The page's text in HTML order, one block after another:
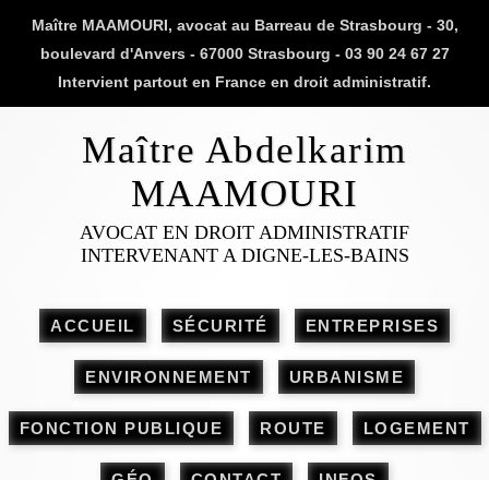
Maître MAAMOURI, avocat au Barreau de Strasbourg - 30,
boulevard d'Anvers - 67000 Strasbourg - 03 90 24 67 27
Intervient partout en France en droit administratif.
Maître Abdelkarim
MAAMOURI
AVOCAT EN DROIT ADMINISTRATIF
INTERVENANT A DIGNE-LES-BAINS
ACCUEIL SÉCURITÉ ENTREPRISES
ENVIRONNEMENT URBANISME
FONCTION PUBLIQUE ROUTE LOGEMENT